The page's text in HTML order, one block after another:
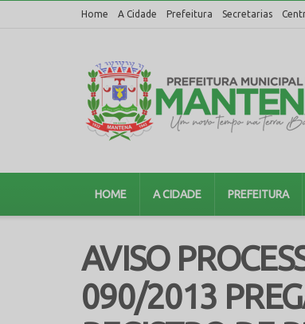
Home A Cidade Prefeitura Secretarias
HOME A CIDADE PREFEITURA
AVISO
090/2013